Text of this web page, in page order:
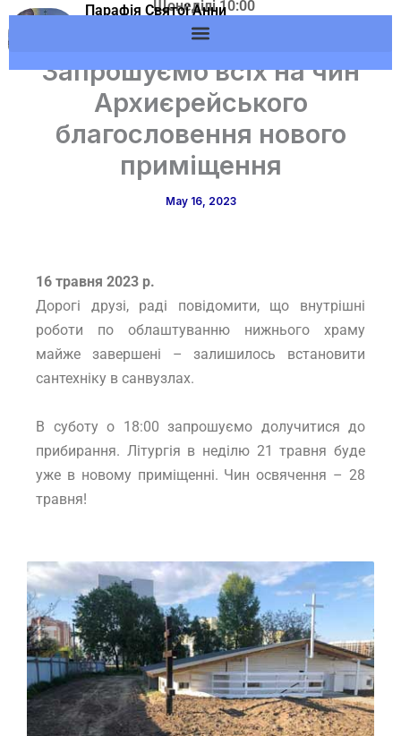
Skip
to
Парафія Святої Анни
м.Вишневе УГКЦ
Щонеділі 10:00
Адреса: м.Вишневе,
вул. Європейська, 53
Запрошуємо всіх на чин
Архиєрейського
благословення нового
приміщення
May 16, 2023
16 травня 2023 р.
Дорогі друзі, раді повідомити, що внутрішні
роботи по облаштуванню нижнього храму
майже завершені – залишилось встановити
сантехніку в санвузлах.
В суботу о 18:00 запрошуємо долучитися до
прибирання. Літургія в неділю 21 травня буде
уже в новому приміщенні. Чин освячення – 28
травня!